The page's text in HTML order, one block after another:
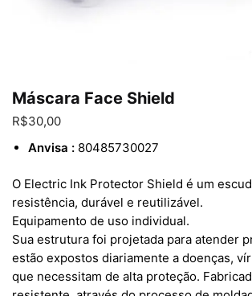
Máscara Face Shield
R$30,00
Anvisa : 80485730027
O Electric Ink Protector Shield é um
resistência, durável e reutilizável.
Equipamento de uso individual.
Sua estrutura foi projetada para atender
estão expostos diariamente a doenças,
que necessitam de alta proteção.